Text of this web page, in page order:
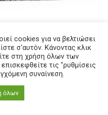
– Καραβάκι
cookies για να βελτιώσει
σ'αυτόν. Κάνοντας κλικ
στη χρήση όλων των
τις "ρυθμίσεις
συναίνεση.
όλων